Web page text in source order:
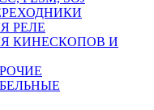
РЕЛЕ
КИНЕСКОПОВ И